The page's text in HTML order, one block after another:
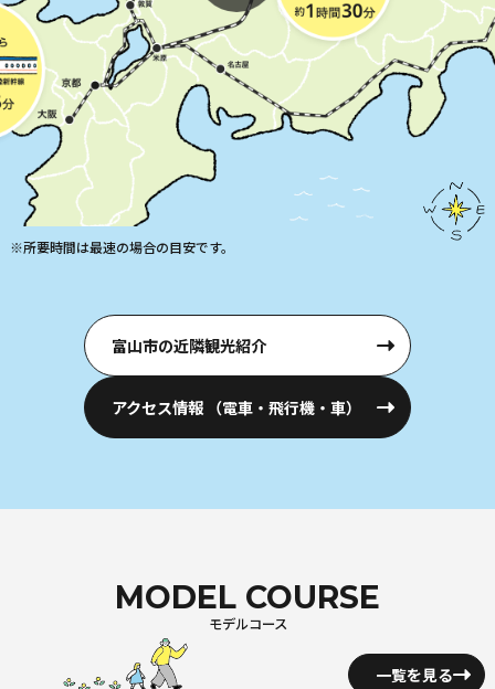
富山市の近隣観光紹介
アクセス情報 （電車・飛行機・車）
モデルコース
MODEL COURSE
一覧を見る